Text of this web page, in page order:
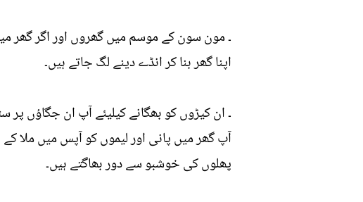
۔ مون سون کے موسم میں گھروں اور اگر گھر
اپنا گھر بنا کر انڈے دینے لگ جاتے ہیں۔
۔ ان کیڑوں کو بھگانے کیلیئے آپ ان جگاؤں
آپ گھر میں پانی اور لیموں کو آپس میں ملا
پھلوں کی خوشبو سے دور بھاگتے ہیں۔